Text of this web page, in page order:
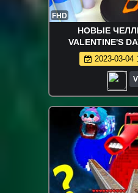
FHD
НОВЫЕ
VALENTINE'S
CHALLENGE
День Всех
2023-03-04